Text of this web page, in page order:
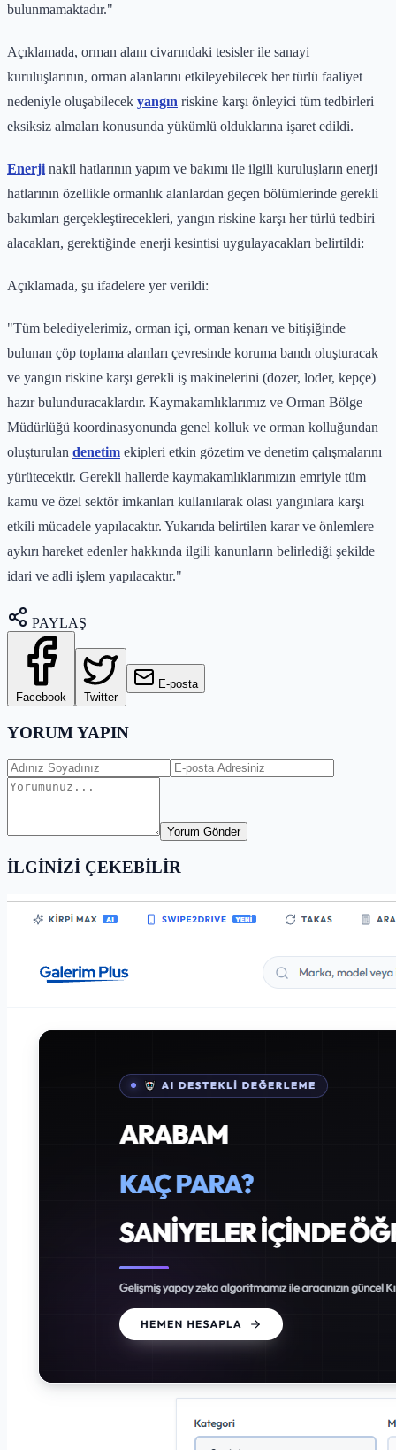
bulunmamaktadır."
Açıklamada, orman alanı civarındaki tesisler ile sanayi
kuruluşlarının, orman alanlarını etkileyebilecek her türlü faaliyet
nedeniyle oluşabilecek yangın riskine karşı önleyici tüm tedbirleri
eksiksiz almaları konusunda yükümlü olduklarına işaret edildi.
Enerji nakil hatlarının yapım ve bakımı ile ilgili kuruluşların enerji
hatlarının özellikle ormanlık alanlardan geçen bölümlerinde gerekli
bakımları gerçekleştirecekleri, yangın riskine karşı her türlü tedbiri
alacakları, gerektiğinde enerji kesintisi uygulayacakları belirtildi:
Açıklamada, şu ifadelere yer verildi:
"Tüm belediyelerimiz, orman içi, orman kenarı ve bitişiğinde
bulunan çöp toplama alanları çevresinde koruma bandı oluşturacak
ve yangın riskine karşı gerekli iş makinelerini (dozer, loder, kepçe)
hazır bulunduracaklardır. Kaymakamlıklarımız ve Orman Bölge
Müdürlüğü koordinasyonunda genel kolluk ve orman kolluğundan
oluşturulan denetim ekipleri etkin gözetim ve denetim çalışmalarını
yürütecektir. Gerekli hallerde kaymakamlıklarımızın emriyle tüm
kamu ve özel sektör imkanları kullanılarak olası yangınlara karşı
etkili mücadele yapılacaktır. Yukarıda belirtilen karar ve önlemlere
aykırı hareket edenler hakkında ilgili kanunların belirlediği şekilde
idari ve adli işlem yapılacaktır."
PAYLAŞ
Facebook Twitter
E-posta
YORUM YAPIN
Yorum Gönder
İLGİNİZİ ÇEKEBİLİR